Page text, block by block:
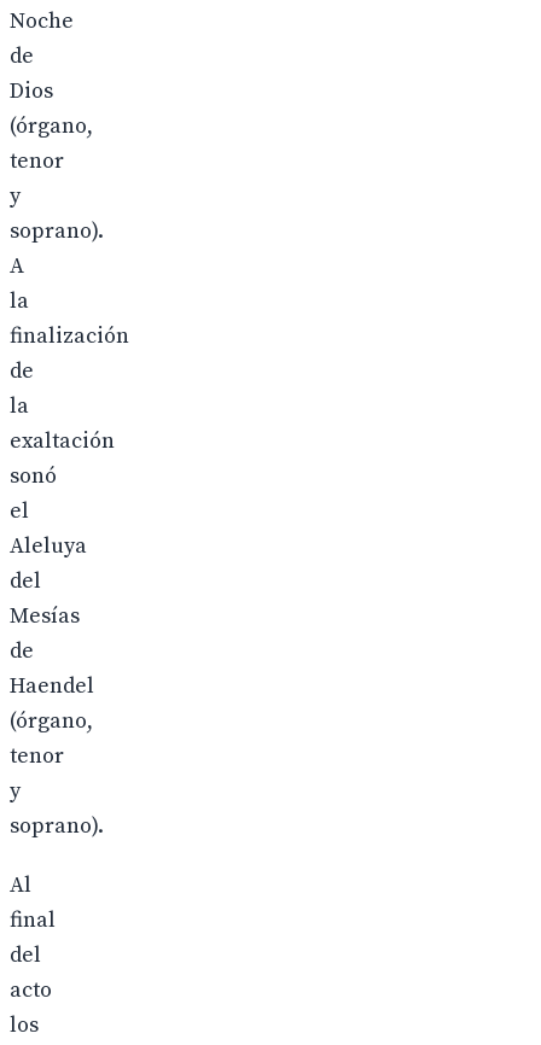
Noche
de
Dios
(órgano,
tenor
y
soprano).
A
la
finalización
de
la
exaltación
sonó
el
Aleluya
del
Mesías
de
Haendel
(órgano,
tenor
y
soprano).
Al
final
del
acto
los